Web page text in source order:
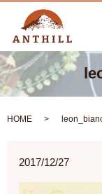
HOME
2017/12/27